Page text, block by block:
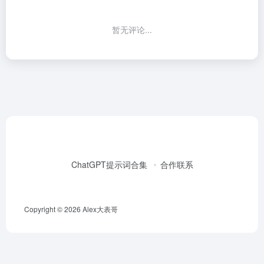
暂无评论...
ChatGPT提示词合集 合作联系
Copyright © 2026 Alex大表哥